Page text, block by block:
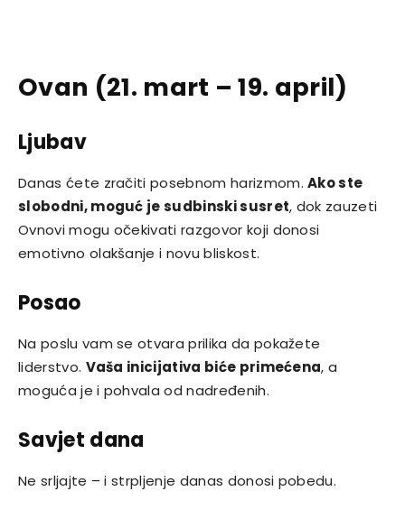
Ovan (21. mart – 19. april)
Ljubav
Danas ćete zračiti posebnom harizmom.Ako ste
slobodni, moguć je sudbinski susret, dok zauzeti
Ovnovi mogu očekivati razgovor koji donosi
emotivno olakšanje i novu bliskost.
Posao
Na poslu vam se otvara prilika da pokažete
liderstvo. Vaša inicijativa biće primećena, a
moguća je i pohvala od nadređenih.
Savjet dana
Ne srljajte – i strpljenje danas donosi pobedu.